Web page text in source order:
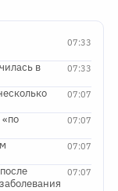
07:33
07:33
в
07:07
07:07
07:07
07:07